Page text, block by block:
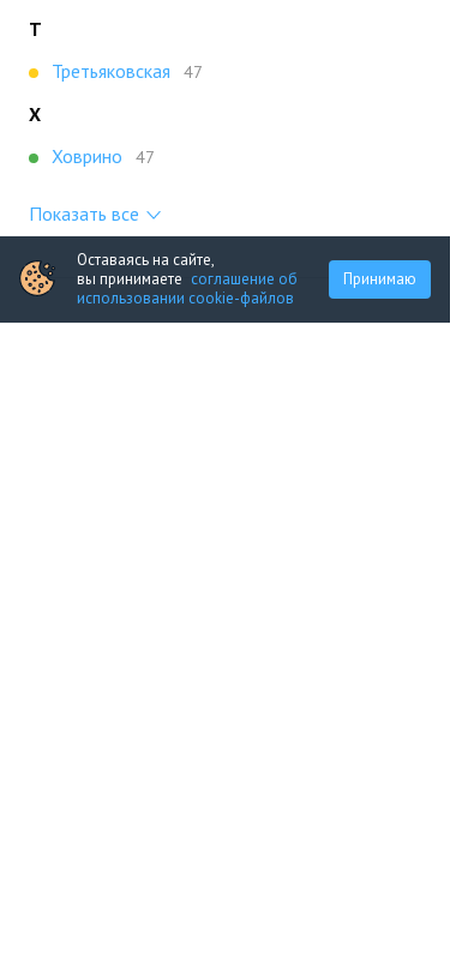
Оставаясь на сайте,
вы принимаете соглашение об
использовании cookie-файлов
Принимаю
Т
Третьяковская
47
Х
Ховрино
47
Показать все